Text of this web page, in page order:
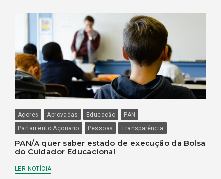
Açores Aprovadas Educação
PAN
Parlamento Açoriano
Pessoas Transparência
PAN/A quer saber estado de execução da Bolsa
do Cuidador Educacional
LER NOTÍCIA